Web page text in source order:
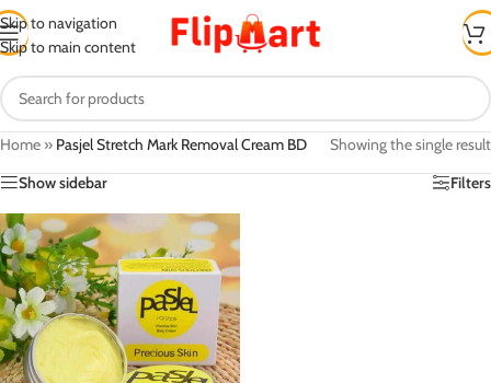
Skip to navigation
Skip to main content
Home » Pasjel Stretch Mark Removal Cream BD
Showing the single result
Show sidebar
Filters